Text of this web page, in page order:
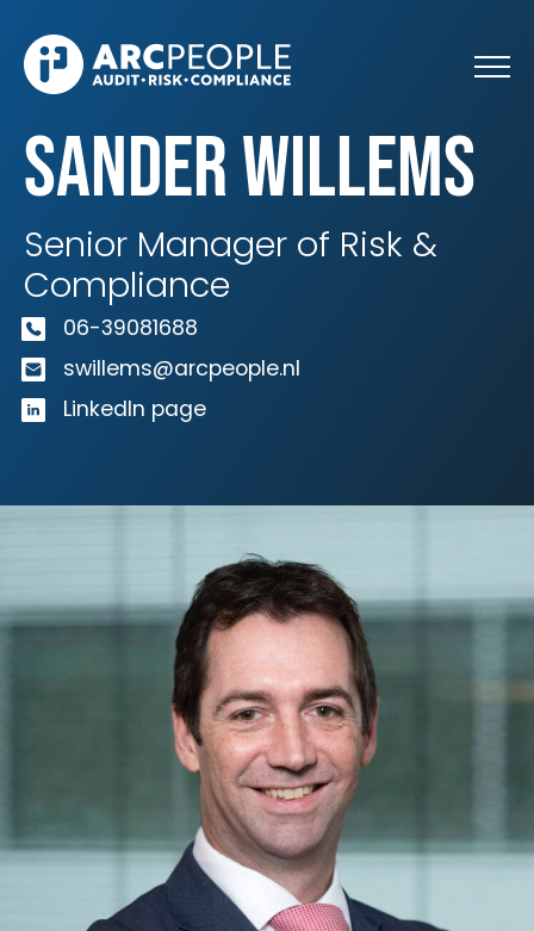
Sander Willems
Senior Manager of Risk &
Compliance
06-39081688
swillems@arcpeople.nl
LinkedIn page